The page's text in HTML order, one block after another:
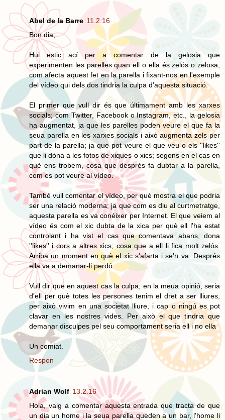
Abel de la Barre 11.2.16
Bon dia,
Hui estic ací per a comentar de la gelosia que
experimenten les parelles quan ell o ella és zelós o zelosa,
com afecta aquest fet en la parella i fixant-nos en l'exemple
del vídeo qui dels dos tindria la culpa d'aquesta situació.
El primer que vull dir és que últimament amb les xarxes
socials; com Twitter, Facebook o Instagram, etc., la gelosia
ha augmentat, ja que les parelles poden veure el que fa la
seua parella en les xarxes socials i això augmenta zels per
part de la parella; ja que pot veure el que veu o els ''likes''
que li dóna a les fotos de xiques o xics; segons en el cas en
què ens trobem, cosa que després fa dubtar a la parella,
com es pot veure al vídeo.
També vull comentar el vídeo, per què mostra el que podria
ser una relació moderna; ja que com es diu al curtmetratge,
aquesta parella es va conéixer per Internet. El que veiem al
vídeo és com el xic dubta de la xica per què ell l'ha estat
controlant i ha vist el cas que comentava abans, dona
''likes'' i cors a altres xics; cosa que a ell li fica molt zelós.
Arriba un moment en què el xic s'afarta i se'n va. Després
ella va a demanar-li perdó.
Vull dir que en aquest cas la culpa; en la meua opinió, seria
d'ell per què totes les persones tenim el dret a ser lliures,
per això vivim en una societat lliure, i cap o ningú es pot
clavar en les nostres vides. Per això el que tindria que
demanar disculpes pel seu comportament seria ell i no ella
Un comiat.
Respon
Adrian Wolf 13.2.16
Hola, vaig a comentar aquesta entrada que tracta de que
un dia un home i la seua parella queden a un bar, l'home li